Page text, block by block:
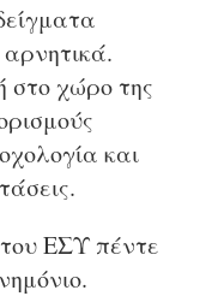
στο χώρο της
και
ΕΣΥ πέντε